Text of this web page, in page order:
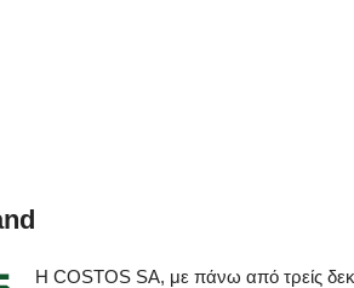
Η COSTOS SA, με πάνω από τρείς